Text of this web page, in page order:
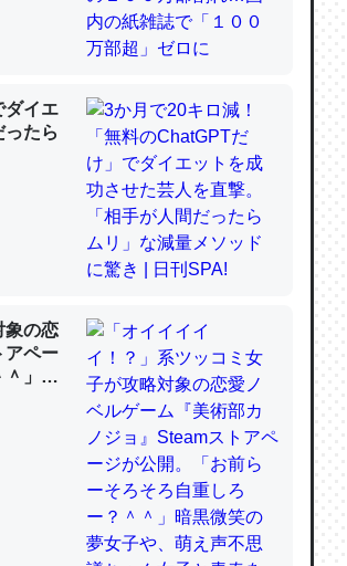
いないのか」に関する新仮説
。ぼちぼちRingも置こうかと画策
池残量や充電中かが分かるのでこ
入でコミュニケーションが劇的に変化し
とかSpotifyを支払う孝行もで
間とかの人が多いそうだけど、それ
入でコミュニケーションが劇的に変化し
ダイエ
たら
象の恋
アペー
＾」暗
春を